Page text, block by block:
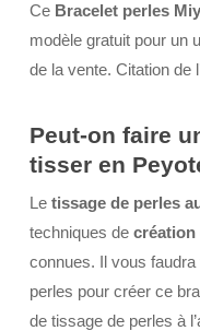
Ce Bracelet perles
modèle gratuit pour un
de la vente. Citation de
Peut-on faire
tisser en
Le tissage de perles
techniques de création
connues. Il vous
perles pour créer ce
de tissage de perles à